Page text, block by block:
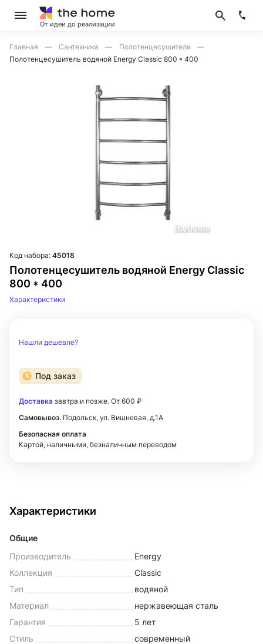
От идеи до реализации
Главная Сантехника
Полотенцесушители
Полотенцесушитель водяной Energy Classic 800 * 400
Полотенцесушитель водяной Energy Classic
800 * 400
Код набора: 45018
Характеристики
Нашли дешевле?
Под заказ
Доставка завтра и позже. От 600 ₽
Самовывоз. Подольск, ул. Вишневая, д.1А
Безопасная оплата
Картой, наличными, безналичным переводом
Характеристики
Общие
Производитель
Energy
Коллекция
Classic
Тип
водяной
Материал
нержавеющая сталь
Гарантия
5 лет
Стиль
современный